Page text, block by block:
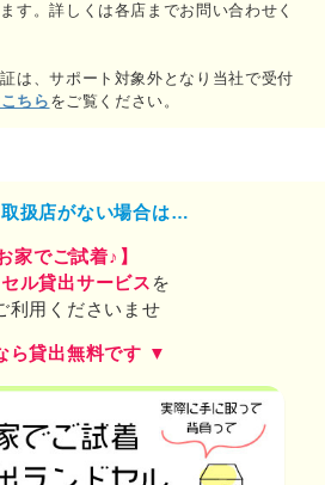
す。詳しくは各店までお問い合わせく
は、サポート対象外となり当社で受付
ちら をご覧ください。
扱店がない場合は…
お家でご試着♪】
ル貸出サービス を
利用くださいませ
ら貸出無料です ▼